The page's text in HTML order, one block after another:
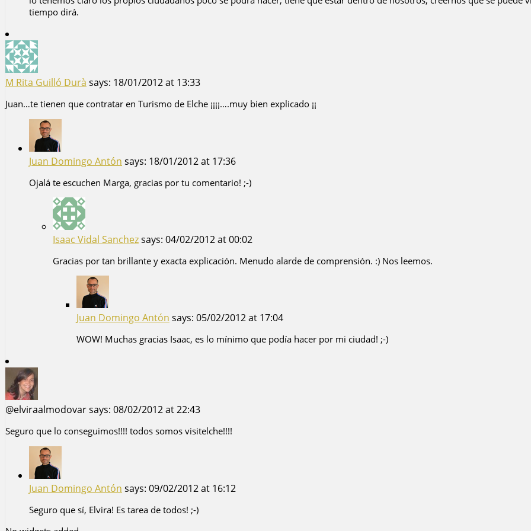
tiempo dirá.
M Rita Guilló Durà says: 18/01/2012 at 13:33
Juan…te tienen que contratar en Turismo de Elche ¡¡¡¡….muy bien explicado ¡¡
Juan Domingo Antón says: 18/01/2012 at 17:36
Ojalá te escuchen Marga, gracias por tu comentario! ;-)
Isaac Vidal Sanchezsays: 04/02/2012 at 00:02
Gracias por tan brillante y exacta explicación. Menudo alarde de comprensión. :) Nos leemos.
Juan Domingo Antón says: 05/02/2012 at 17:04
WOW! Muchas gracias Isaac, es lo mínimo que podía hacer por mi ciudad! ;-)
@elviraalmodovarsays: 08/02/2012 at 22:43
Seguro que lo conseguimos!!!! todos somos visitelche!!!!
Juan Domingo Antón says: 09/02/2012 at 16:12
Seguro que sí, Elvira! Es tarea de todos! ;-)